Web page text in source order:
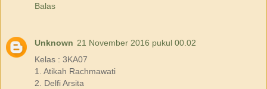
Balas
Unknown 21 November 2016 pukul 00.02
Kelas : 3KA07
1. Atikah Rachmawati
2. Delfi Arsita